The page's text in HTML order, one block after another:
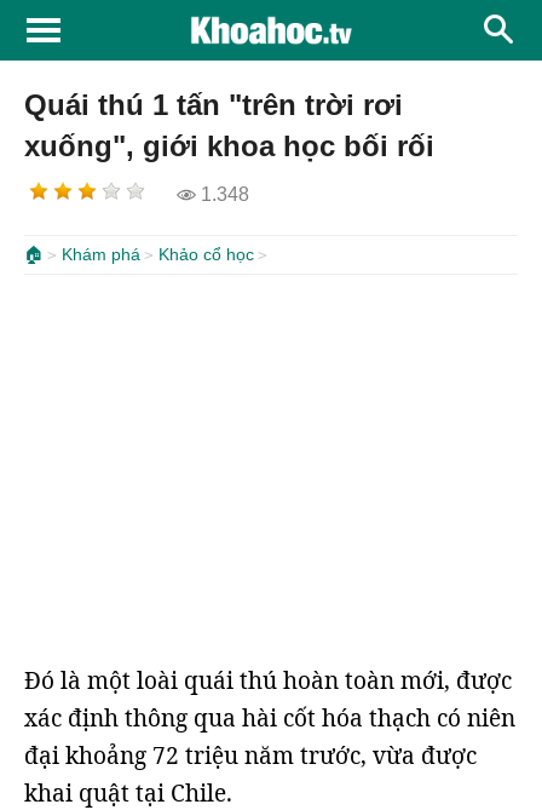
Quái thú 1 tấn "trên trời rơi
xuống", giới khoa học bối rối
1.348
🏠 Khám phá Khảo cổ học
Đó là một loài quái thú hoàn toàn mới, được
xác định thông qua hài cốt hóa thạch có niên
đại khoảng 72 triệu năm trước, vừa được
khai quật tại Chile.